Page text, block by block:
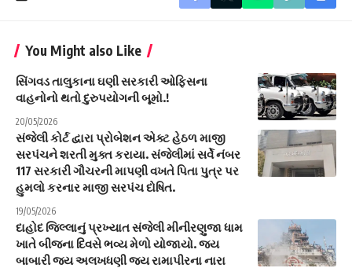
You Might also Like
સિંગવડ તાલુકાના ઘણી સરકારી ઓફિસના
વાહનોનો થતો દુરુપયોગની બૂમો.!
20/05/2026
સંજેલી કોર્ટ દ્વારા પ્રોબેશન એક્ટ હેઠળ માજી
સરપંચને શરતી મુક્ત કરાયા. સંજેલીમાં સર્વે નંબર
117 સરકારી ગૌચરની માપણી વખતે પિતા પુત્ર પર
હુમલો કરનાર માજી સરપંચ દોષિત.
19/05/2026
દાહોદ જિલ્લાનું પ્રખ્યાત સંજેલી મીનીરણુજા ધામ
ખાતે બીજના દિવસે ભવ્ય મેળો યોજાયો. જય
બાબારી જય અલખધણી જય રામાપીરના નારા